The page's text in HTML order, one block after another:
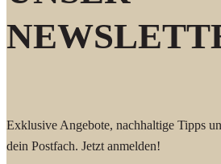
Exklusive Angebote, nachhaltige Tipps
dein Postfach. Jetzt anmelden!